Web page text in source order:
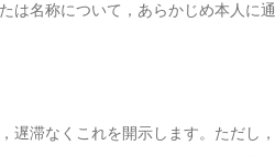
は名称について，あらかじめ本人に
遅滞なくこれを開示します。ただし